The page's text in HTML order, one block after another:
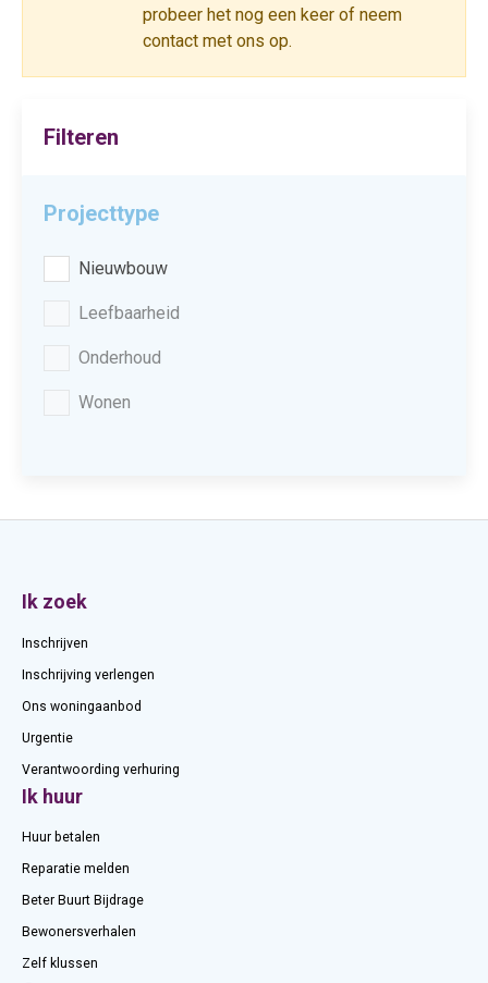
probeer het nog een keer of neem
contact met ons op.
Filteren
Projecttype
Nieuwbouw
Leefbaarheid
Onderhoud
Wonen
Contactinformatie
Ik zoek
Inschrijven
Inschrijving verlengen
Ons woningaanbod
Urgentie
Verantwoording verhuring
Ik huur
Huur betalen
Reparatie melden
Beter Buurt Bijdrage
Bewonersverhalen
Zelf klussen